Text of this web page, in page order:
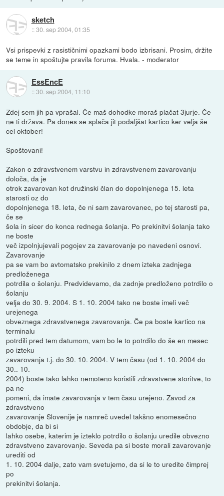
sketch
::30. sep 2004, 01:35
Vsi prispevki z rasističnimi opazkami bodo izbrisani. Prosim, držite
se teme in spoštujte pravila foruma. Hvala. - moderator
EssEncE
::30. sep 2004, 11:10
Zdej sem jih pa vprašal. Če maš dohodke moraš plačat 3jurje. Če
ne ti država. Pa dones se splača jit podaljšat kartico ker velja še
cel oktober!
Spoštovani!
Zakon o zdravstvenem varstvu in zdravstvenem zavarovanju
določa, da je
otrok zavarovan kot družinski član do dopolnjenega 15. leta
starosti oz do
dopolnjenega 18. leta, če ni sam zavarovanec, po tej starosti pa,
če se
šola in sicer do konca rednega šolanja. Po prekinitvi šolanja tako
ne boste
več izpolnjujevali pogojev za zavarovanje po navedeni osnovi.
Zavarovanje
pa se vam bo avtomatsko prekinilo z dnem izteka zadnjega
predloženega
potrdila o šolanju. Predvidevamo, da zadnje predloženo potrdilo o
šolanju
velja do 30. 9. 2004. S 1. 10. 2004 tako ne boste imeli več
urejenega
obveznega zdravstvenega zavarovanja. Če pa boste kartico na
terminalu
potrdili pred tem datumom, vam bo le to potrdilo do še en mesec
po izteku
zavarovanja t.j. do 30. 10. 2004. V tem času (od 1. 10. 2004 do
30.. 10.
2004) boste tako lahko nemoteno koristili zdravstvene storitve, to
pa ne
pomeni, da imate zavarovanja v tem času urejeno. Zavod za
zdravstveno
zavarovanje Slovenije je namreč uvedel takšno enomesečno
obdobje, da bi si
lahko osebe, katerim je izteklo potrdilo o šolanju uredile obvezno
zdravstveno zavarovanje. Seveda pa si boste morali zavarovanje
urediti od
1. 10. 2004 dalje, zato vam svetujemo, da si le to uredite čimprej
po
prekinitvi šolanja.